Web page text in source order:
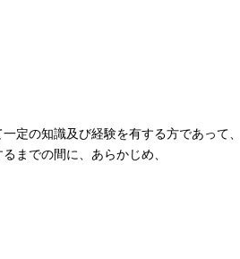
定の知識及び経験を有する方であって、
までの間に、あらかじめ、